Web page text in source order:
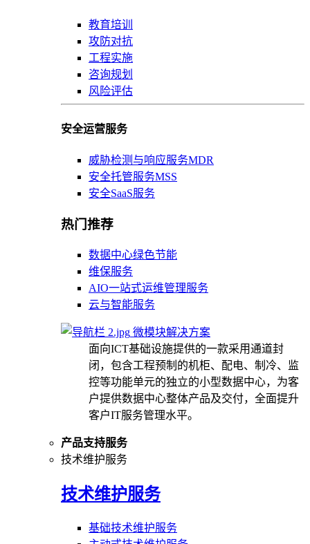
教育培训
攻防对抗
工程实施
咨询规划
风险评估
安全运营服务
威胁检测与响应服务MDR
安全托管服务MSS
安全SaaS服务
热门推荐
数据中心绿色节能
维保服务
AIO一站式运维管理服务
云与智能服务
微模块解决方案
面向ICT基础设施提供的一款采用通道封
闭，包含工程预制的机柜、配电、制冷、监
控等功能单元的独立的小型数据中心，为客
户提供数据中心整体产品及交付，全面提升
客户IT服务管理水平。
产品支持服务
技术维护服务
技术维护服务
基础技术维护服务